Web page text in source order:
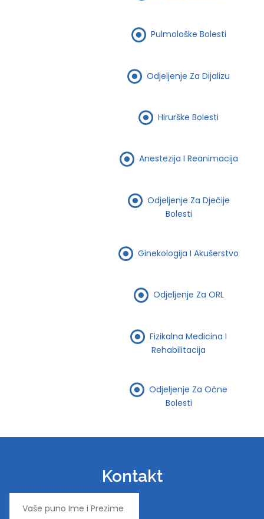
Pulmološke Bolesti
Odjeljenje Za Dijalizu
Hirurške Bolesti
Anestezija I Reanimacija
Odjeljenje Za Dječije
Bolesti
Ginekologija I Akušerstvo
Odjeljenje Za ORL
Fizikalna Medicina I
Rehabilitacija
Odjeljenje Za Očne
Bolesti
Kontakt